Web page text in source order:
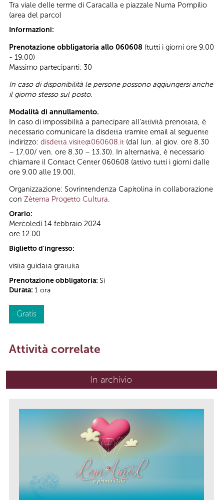
Tra viale delle terme di Caracalla e piazzale Numa Pompilio
(area del parco)
Informazioni:
Prenotazione obbligatoria allo 060608 (tutti i giorni ore 9.00
- 19.00)
Massimo partecipanti: 30
In caso di disponibilità le persone possono aggiungersi anche
il giorno stesso sul posto.
Modalità di annullamento.
In caso di impossibilità a partecipare all’attività prenotata, è
necessario comunicare la disdetta tramite email al seguente
indirizzo: disdetta.visite@060608.it (dal lun. al giov. ore 8.30
– 17.00/ ven. ore 8.30 – 13.30). In alternativa, è necessario
chiamare il Contact Center 060608 (attivo tutti i giorni dalle
ore 9.00 alle 19.00).
Organizzazione: Sovrintendenza Capitolina in collaborazione
con Zètema Progetto Cultura.
Orario:
Mercoledì 14 febbraio 2024
ore 12.00
Biglietto d'ingresso:
visita guidata gratuita
Prenotazione obbligatoria: Sì
Durata: 1 ora
Gratis
Attività correlate
In archivio